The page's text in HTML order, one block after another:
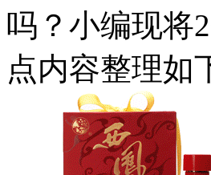
吗？小编现将
点内容整理如